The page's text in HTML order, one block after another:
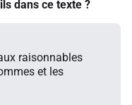
dans ce texte ?
raisonnables
et les